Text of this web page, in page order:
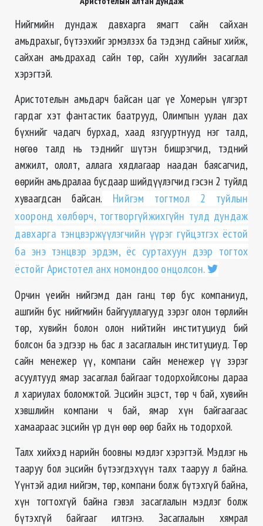
Нийгмийн дундаж давхарга ямагт сайн сайхан
амьдрахыг, бүтээхийг эрмэлзэх ба тэдэнд сайныг хийж,
сайхан амьдрахад сайн төр, сайн хуулийн засаглал
хэрэгтэй.
Аристотелын амьдарч байсан цаг үе Хомерын үлгэрт
гардаг хэт фантастик баатрууд, Олимпын уулан дах
бүхнийг чадагч бурхад, хаад язгууртнууд нэг талд,
нөгөө талд нь тэднийг шүтэн бишрэгчид, тэдний
амжилт, ололт, аллага хядлагаар наадан баясагчид,
өөрийн амьдралаа бусдаар шийдүүлэгчид гэсэн 2 туйлд
хуваагдсан байсан. Нийгэм тогтмол 2 туйлын
хооронд хөлбөрч, тогтворгүйжихгүйн тулд дундаж
давхарга тэнцвэржүүлэгчийн үүрэг гүйцэтгэх ёстой
ба энэ тэнцвэр эрдэм, ёс суртахуун дээр тогтох
ёстойг Аристотел анх номондоо онцолсон.
Орчин үеийн нийгэмд дан ганц төр бус компаниуд,
ашгийн бус нийгмийн байгууллагууд зэрэг олон төрлийн
төр, хувийн болон олон нийтийн институциуд бий
болсон ба эдгээр нь бас л засаглалын институциуд. Төр
сайн менежер үү, компани сайн менежер үү зэрэг
асуултууд ямар засаглал байгааг тодорхойлсоны дараа
л хариулах боломжтой. Эцсийн эцэст, төр ч бай, хувийн
хэвшлийн компани ч бай, ямар хүн байгаагаас
хамаараас эцсийн үр дүн өөр өөр байх нь тодорхой.
Талх хийхэд нарийн боовны мэдлэг хэрэгтэй. Мэдлэг нь
тааруу бол эцсийн бүтээгдэхүүн талх тааруу л байна.
Үүнтэй адил нийгэм, төр, компани болж бүтэхгүй байна,
хүн тогтохгүй байна гэвэл засаглалын мэдлэг болж
бүтэхгүй байгааг илтгэнэ. Засаглалын хямрал